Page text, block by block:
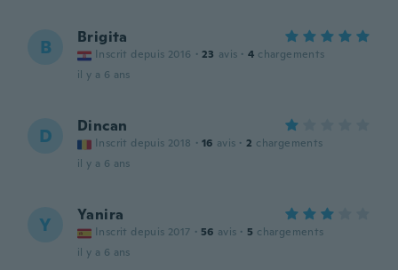
B Brigita
Inscrit depuis 2016 · 23 avis · 4 chargements
il y a 6 ans
D Dincan
Inscrit depuis 2018 · 16 avis · 2 chargements
il y a 6 ans
Y Yanira
Inscrit depuis 2017 · 56 avis · 5 chargements
il y a 6 ans